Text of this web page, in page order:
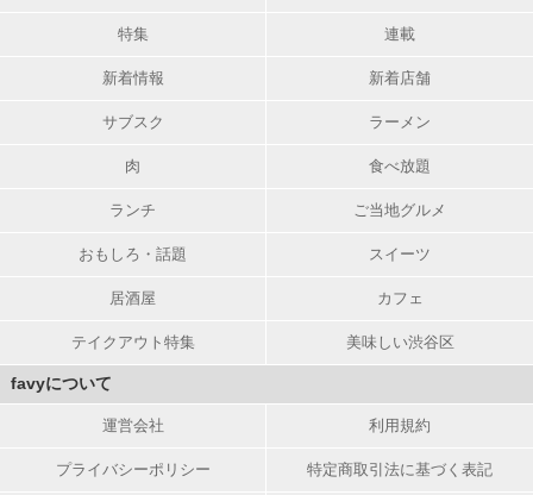
特集 連載
新着情報 新着店舗
サブスク ラーメン
肉 食べ放題
ランチ ご当地グルメ
おもしろ・話題 スイーツ
居酒屋 カフェ
テイクアウト特集 美味しい渋谷区
favyについて
運営会社 利用規約
プライバシーポリシー 特定商取引法に基づく表記